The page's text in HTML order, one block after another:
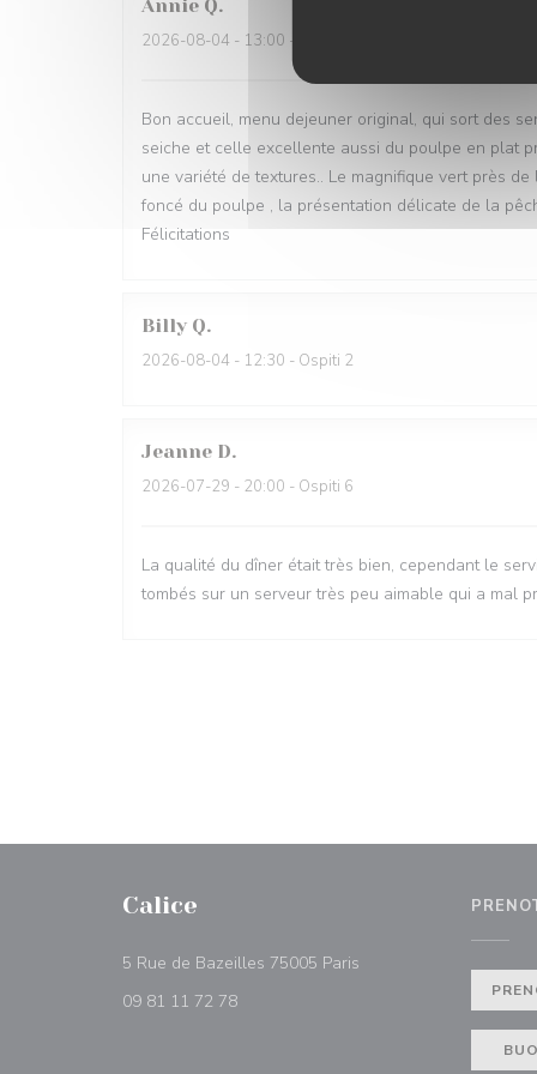
Annie Q
2026-08-04 - 13:00 - Ospiti 3
Bon accueil, menu dejeuner original, qui sort des
seiche et celle excellente aussi du poulpe en plat
une variété de textures.. Le magnifique vert près
foncé du poulpe , la présentation délicate de la
Félicitations
Billy Q
2026-08-04 - 12:30 - Ospiti 2
Jeanne D
2026-07-29 - 20:00 - Ospiti 6
La qualité du dîner était très bien, cependant le
tombés sur un serveur très peu aimable qui a mal
Calice
5 Rue de Bazeilles 75005 Paris
09 81 11 72 78